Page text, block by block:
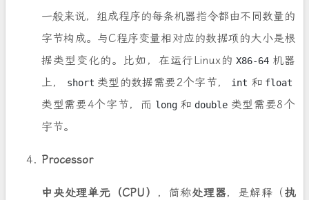
一般来说，组成程序的每条机器指令都由不同数量的
字节构成。与C程序变量相对应的数据项的大小是根
据类型变化的。比如，在运行Linux的 X86-64 机器
上，
short 类型的数据需要2个字节， int 和 float
类型需要4个字节，而 long 和 double 类型需要8个
宇节。
Processor
中央处理单元（CPU） ，简称处理器，是解释（执